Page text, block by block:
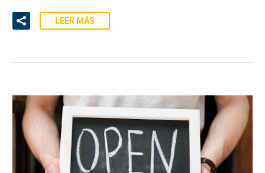
LEER MÁS